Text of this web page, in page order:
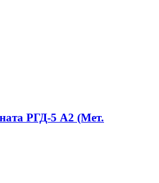
РГД-5 А2 (Мет.